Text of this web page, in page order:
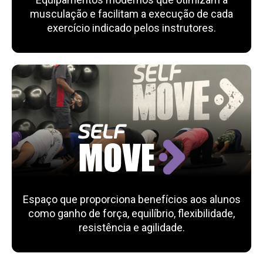
musculação e facilitam a execução de cada
exercício indicado pelos instrutores.
Espaço que proporciona benefícios aos alunos
como ganho de força, equilíbrio, flexibilidade,
resistência e agilidade.